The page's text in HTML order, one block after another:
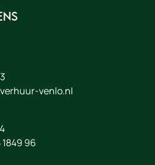
venlo.nl
1849 96